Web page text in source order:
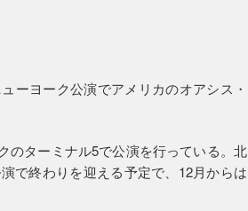
ーヨーク公演でアメリカのオアシス・
のターミナル5で公演を行っている。北
で終わりを迎える予定で、12月からは